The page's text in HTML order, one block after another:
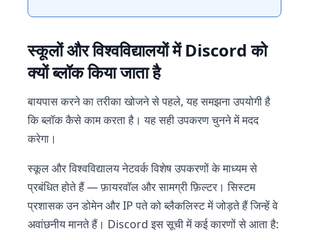
स्कूलों और विश्वविद्यालयों में Discord को
क्यों ब्लॉक किया जाता है
बायपास करने का तरीका खोजने से पहले, यह समझना उपयोगी है
कि ब्लॉक कैसे काम करता है। यह सही उपकरण चुनने में मदद
करेगा।
स्कूल और विश्वविद्यालय नेटवर्क विशेष उपकरणों के माध्यम से
प्रबंधित होते हैं — फ़ायरवॉल और सामग्री फ़िल्टर। सिस्टम
प्रशासक उन डोमेन और IP पते को ब्लैकलिस्ट में जोड़ते हैं जिन्हें वे
अवांछनीय मानते हैं। Discord इस सूची में कई कारणों से आता है: